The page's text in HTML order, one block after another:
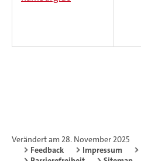
Verändert am 28. November 2025
Feedback
Impressum